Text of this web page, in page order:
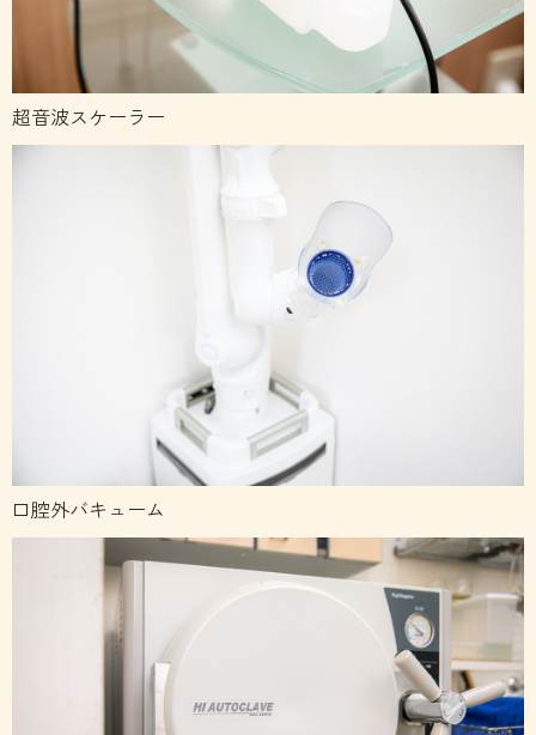
超音波スケーラー
口腔外バキューム